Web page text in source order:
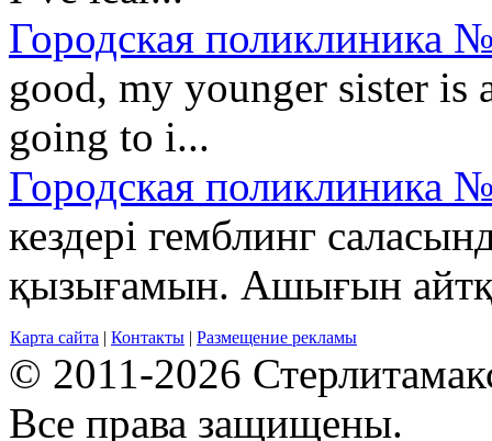
Городская поликлиника
good, my younger sister is
going to i...
Городская поликлиника
кездері гемблинг
қызығамын. Ашығын
Карта сайта | Контакты | Размещение рекламы
© 2011-2026
Все права защищены.